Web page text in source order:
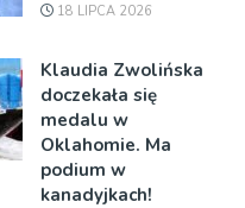
18 LIPCA 2026
Klaudia Zwolińska
doczekała się
medalu w
Oklahomie. Ma
podium w
kanadyjkach!